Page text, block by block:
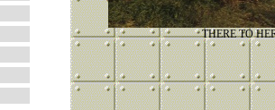
THERE TO